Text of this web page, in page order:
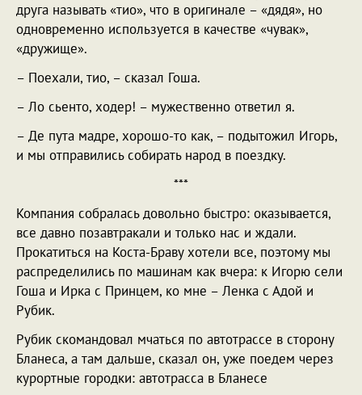
друга называть «тио», что в оригинале – «дядя», но
одновременно используется в качестве «чувак»,
«дружище».
– Поехали, тио, – сказал Гоша.
– Ло сьенто, ходер! – мужественно ответил я.
– Де пута мадре, хорошо-то как, – подытожил Игорь,
и мы отправились собирать народ в поездку.
***
Компания собралась довольно быстро: оказывается,
все давно позавтракали и только нас и ждали.
Прокатиться на Коста-Браву хотели все, поэтому мы
распределились по машинам как вчера: к Игорю сели
Гоша и Ирка с Принцем, ко мне – Ленка с Адой и
Рубик.
Рубик скомандовал мчаться по автотрассе в сторону
Бланеса, а там дальше, сказал он, уже поедем через
курортные городки: автотрасса в Бланесе